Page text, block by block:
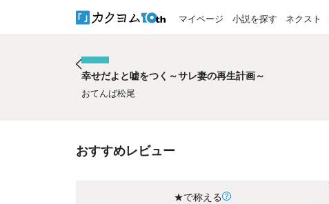
マイページ 小説を探す ネクスト
幸せだよと嘘をつく～サレ妻の再生計画～
おてんば松尾
おすすめレビュー
★で称える